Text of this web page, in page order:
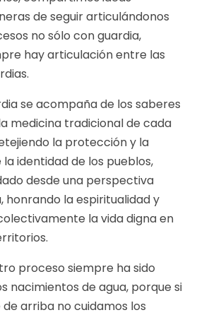
de seguir articulándonos
no sólo con guardia,
hay articulación entre las
se acompaña de los saberes
medicina tradicional de cada
la protección y la
identidad de los pueblos,
desde una perspectiva
honrando la espiritualidad y
la vida digna en
proceso siempre ha sido
nacimientos de agua, porque si
arriba no cuidamos los